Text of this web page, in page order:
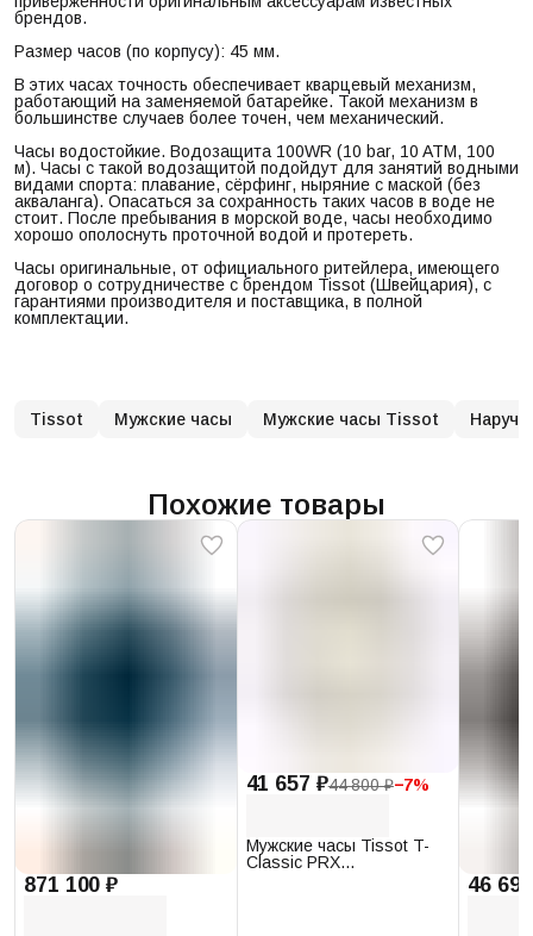
брендов.
Размер часов (по корпусу): 45 мм.
В этих часах точность обеспечивает кварцевый механизм,
работающий на заменяемой батарейке. Такой механизм в
большинстве случаев более точен, чем механический.
Часы водостойкие. Водозащита 100WR (10 bar, 10 ATM, 100
м). Часы с такой водозащитой подойдут для занятий водными
видами спорта: плавание, сёрфинг, ныряние с маской (без
акваланга). Опасаться за сохранность таких часов в воде не
стоит. После пребывания в морской воде, часы необходимо
хорошо ополоснуть проточной водой и протереть.
Часы оригинальные, от официального ритейлера, имеющего
договор о сотрудничестве с брендом Tissot (Швейцария), с
гарантиями производителя и поставщика, в полной
комплектации.
Tissot Мужские часы Мужские часы Tissot
Похожие товары
871 100 ₽
41 657 ₽44 800 ₽−7%
Мужские часы Tissot T-
Classic PRX
46